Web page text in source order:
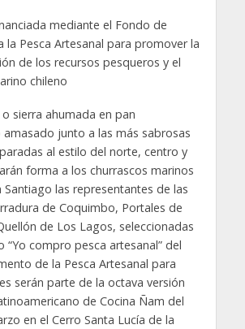
mediante el Fondo de
la Pesca Artesanal para promover la
de los recursos pesqueros y el
chileno
o sierra ahumada en pan
junto a las más sabrosas
al estilo del norte, centro y
forma a los churrascos marinos
Santiago las representantes de las
de Coquimbo, Portales de
de Los Lagos, seleccionadas
“Yo compro pesca artesanal” del
de la Pesca Artesanal para
serán parte de la octava versión
de Cocina Ñam del
en el Cerro Santa Lucía de la